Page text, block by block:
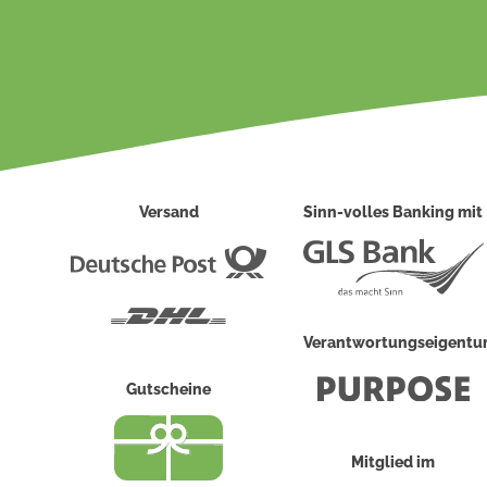
Versand
Deutsche
Gutscheine
Sinn-volles Banking mit
Mitglied im